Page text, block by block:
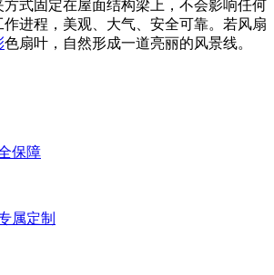
方式固定在屋面结构梁上，不会影响任何
进程，美观、大气、安全可靠。若风扇
色扇叶，自然形成一道亮丽的风景线。
保障
属定制